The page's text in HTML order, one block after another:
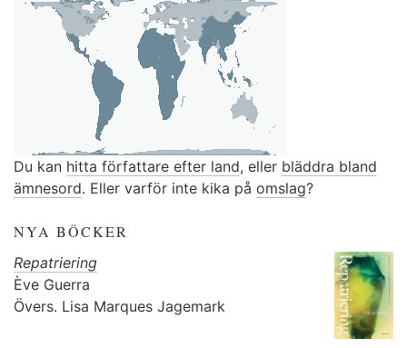
Du kan hitta författare efter land, eller bläddra bland
ämnesord. Eller varför inte kika på omslag?
NYA BÖCKER
Repatriering
Ève Guerra
Övers. Lisa Marques Jagemark